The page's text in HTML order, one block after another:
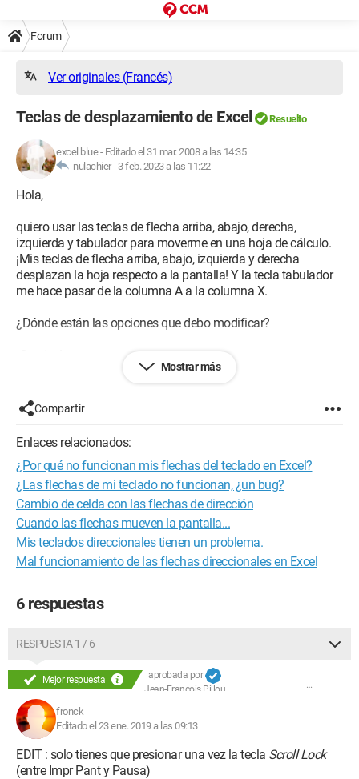
Forum
Ver originales (Francés)
Teclas de desplazamiento de Excel Resuelto
excel blue- Editado el 31 mar. 2008 a las 14:35
nulachier - 3 feb. 2023 a las 11:22
Hola,
quiero usar las teclas de flecha arriba, abajo, derecha,
izquierda y tabulador para moverme en una hoja de cálculo.
¡Mis teclas de flecha arriba, abajo, izquierda y derecha
desplazan la hoja respecto a la pantalla! Y la tecla tabulador
me hace pasar de la columna A a la columna X.
¿Dónde están las opciones que debo modificar?
Mostrar más
Compartir
Enlaces relacionados:
¿Por qué no funcionan mis flechas del teclado en Excel?
¿Las flechas de mi teclado no funcionan, ¿un bug?
Cambio de celda con las flechas de dirección
Cuando las flechas mueven la pantalla...
Mis teclados direccionales tienen un problema.
Mal funcionamiento de las flechas direccionales en Excel
6 respuestas
RESPUESTA 1 / 6
Mejor respuesta
aprobada por
Jean-François Pillou
fronck
Editado el 23 ene. 2019 a las 09:13
EDIT : solo tienes que presionar una vez la tecla Scroll Lock
(entre Impr Pant y Pausa)